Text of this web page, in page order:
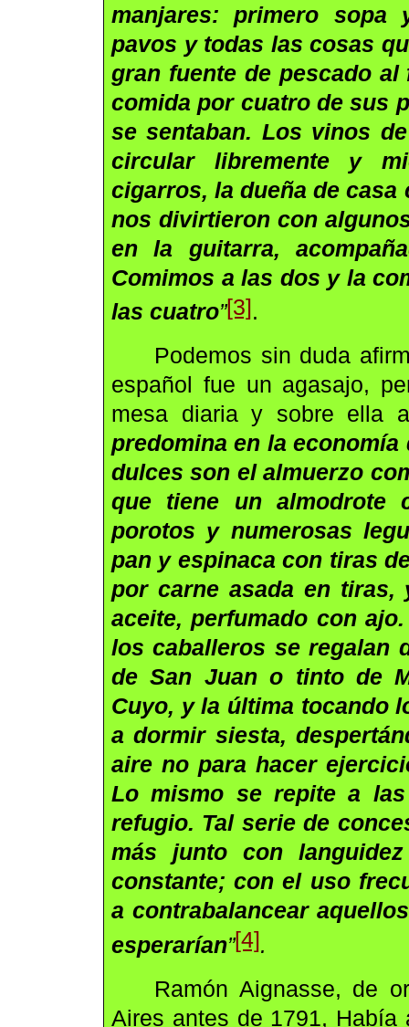
manjares: primero sopa
pavos y todas las cosas
gran fuente de pescado
comida por cuatro de sus
se sentaban. Los vinos
circular libremente y
cigarros, la dueña de
nos divirtieron con
en la guitarra,
Comimos a las dos y la
las cuatro”[3].
Podemos sin duda
español fue un agasajo,
mesa diaria y sobre ella
predomina en la
dulces son el almuerzo
que tiene un almodrote
porotos y numerosas
pan y espinaca con tiras
por carne asada en tiras,
aceite, perfumado con
los caballeros se regalan
de San Juan o tinto de
Cuyo, y la última tocando
a dormir siesta,
aire no para hacer
Lo mismo se repite a
refugio. Tal serie de
más junto con
constante; con el uso
a contrabalancear
esperarían”[4].
Ramón Aignasse, de
Aires antes de 1791, Había